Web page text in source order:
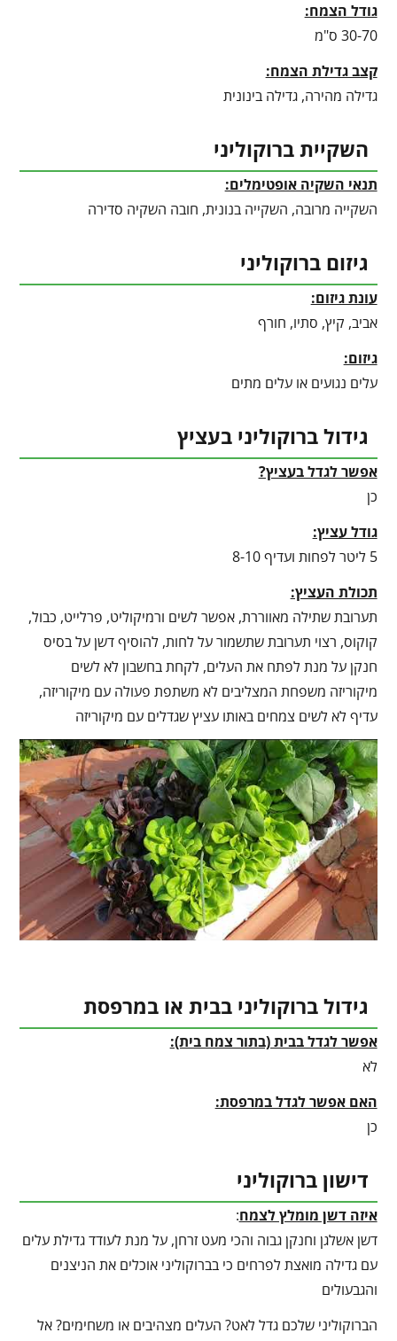
גודל הצמח:
30-70 ס"מ
קצב גדילת הצמח:
גדילה מהירה, גדילה בינונית
השקיית ברוקוליני
תנאי השקיה אופטימלים:
השקייה מרובה, השקייה בנונית, חובה השקיה סדירה
גיזום ברוקוליני
עונת גיזום:
אביב, קיץ, סתיו, חורף
גיזום:
עלים נגועים או עלים מתים
גידול ברוקוליני בעציץ
אפשר לגדל בעציץ?
כן
גודל עציץ:
5 ליטר לפחות ועדיף 8-10
תכולת העציץ:
תערובת שתילה מאווררת, אפשר לשים ורמיקוליט, פרלייט, כבול,
קוקוס, רצוי תערובת שתשמור על לחות, להוסיף דשן על בסיס
חנקן על מנת לפתח את העלים, לקחת בחשבון לא לשים
מיקוריזה משפחת המצליבים לא משתפת פעולה עם מיקוריזה,
עדיף לא לשים צמחים באותו עציץ שגדלים עם מיקוריזה
גידול ברוקוליני בבית או במרפסת
אפשר לגדל בבית (בתור צמח בית):
לא
האם אפשר לגדל במרפסת:
כן
דישון ברוקוליני
איזה דשן מומלץ לצמח:
דשן אשלגן וחנקן גבוה והכי מעט זרחן, על מנת לעודד גדילת עלים
עם גדילה מואצת לפרחים כי בברוקוליני אוכלים את הניצנים
והגבעולים
הברוקוליני שלכם גדל לאט? העלים מצהיבים או משחימים? אל